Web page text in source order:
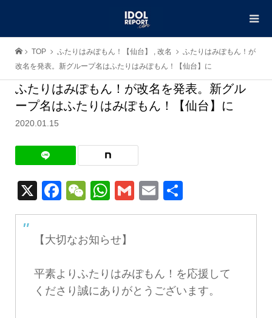
TOP ふたりはみぽもん！【仙台】 , 改名
ふたりはみぽもん！が
改名を発表。新グループ名はふたりはみぽもん！【仙台】に
ふたりはみぽもん！が改名を発表。新グル
ープ名はふたりはみぽもん！【仙台】に
2020.01.15
X Facebook
WeChat
WhatsApp
GmailEmail
有
【大切なお知らせ】
平素よりふたりはみぽもん！を応援して
くださり誠にありがとうございます。